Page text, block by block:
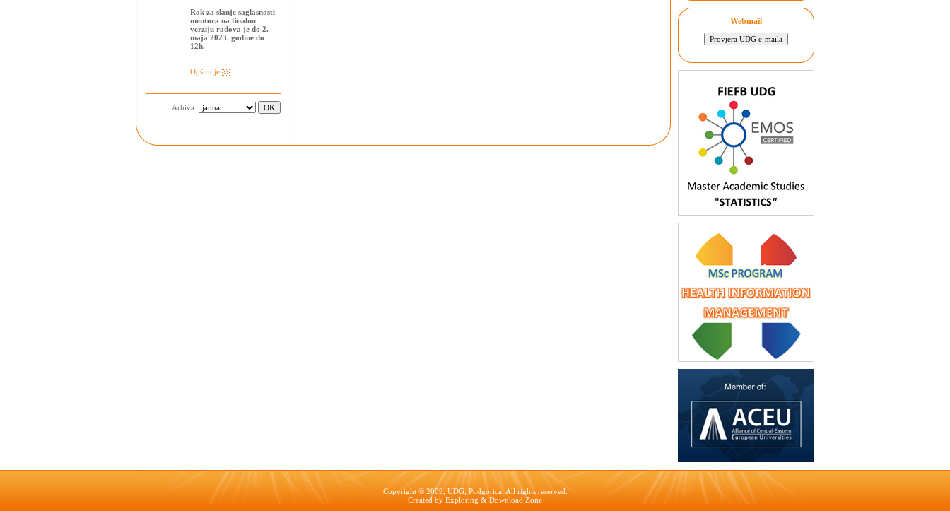
Rok za slanje saglasnosti
mentora na finalnu
verziju radova je do 2.
maja 2023. godine do
12h.
Opširnije
Arhiva:
Webmail
Copyright © 2009, UDG, Podgorica. All rights reserved.
Created by Exploring &Download Zone